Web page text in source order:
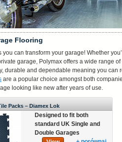
Flooring
you can transform your garage! Whether
garage, Polymax offers a wide range
durable and dependable meaning you can
are a popular choice amongst both
looking like new after years of use.
Packs – Diamex Lok
Designed to fit both
standard UK Single and
Double Garages